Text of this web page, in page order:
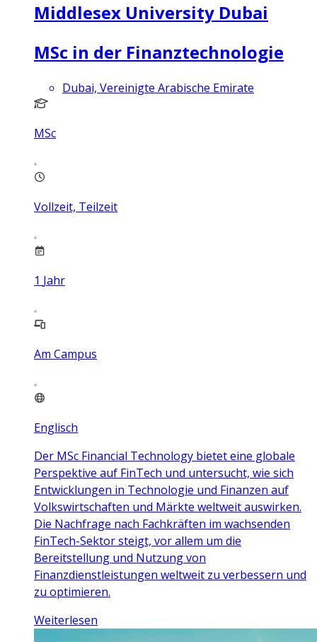
Middlesex University Dubai
MSc in der Finanztechnologie
Dubai, Vereinigte Arabische Emirate
MSc
Vollzeit, Teilzeit
1 Jahr
Am Campus
Englisch
Der MSc Financial Technology bietet eine globale
Perspektive auf FinTech und untersucht, wie sich
Entwicklungen in Technologie und Finanzen auf
Volkswirtschaften und Märkte weltweit auswirken.
Die Nachfrage nach Fachkräften im wachsenden
FinTech-Sektor steigt, vor allem um die
Bereitstellung und Nutzung von
Finanzdienstleistungen weltweit zu verbessern und
zu optimieren.
Weiterlesen